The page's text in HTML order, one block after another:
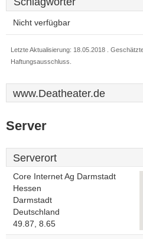
Nicht verfügbar
Letzte Aktualisierung: 18.05.2018 .
Haftungsausschluss.
www.Deatheater.de
Server
Serverort
Core Internet Ag Darmstadt
Hessen
Darmstadt
Deutschland
49.87, 8.65